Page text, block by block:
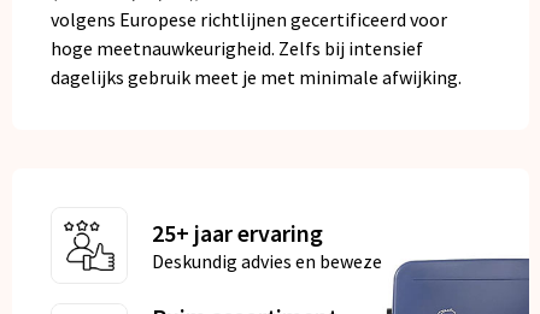
volgens Europese richtlijnen gecertificeerd voor
hoge meetnauwkeurigheid. Zelfs bij intensief
dagelijks gebruik meet je met minimale afwijking.
25+ jaar ervaring
Deskundig advies en bewezen kwaliteit